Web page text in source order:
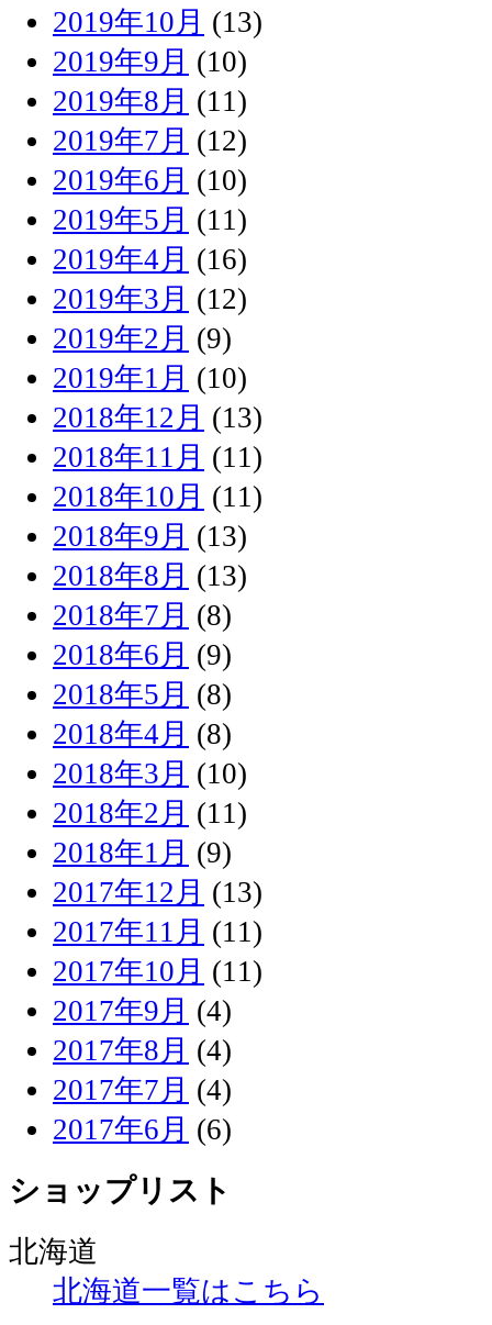
2019年10月 (13)
2019年9月 (10)
2019年8月 (11)
2019年7月 (12)
2019年6月 (10)
2019年5月 (11)
2019年4月 (16)
2019年3月 (12)
2019年2月 (9)
2019年1月 (10)
2018年12月 (13)
2018年11月 (11)
2018年10月 (11)
2018年9月 (13)
2018年8月 (13)
2018年7月 (8)
2018年6月 (9)
2018年5月 (8)
2018年4月 (8)
2018年3月 (10)
2018年2月 (11)
2018年1月 (9)
2017年12月 (13)
2017年11月 (11)
2017年10月 (11)
2017年9月 (4)
2017年8月 (4)
2017年7月 (4)
2017年6月 (6)
ショップリスト
北海道
北海道一覧はこちら